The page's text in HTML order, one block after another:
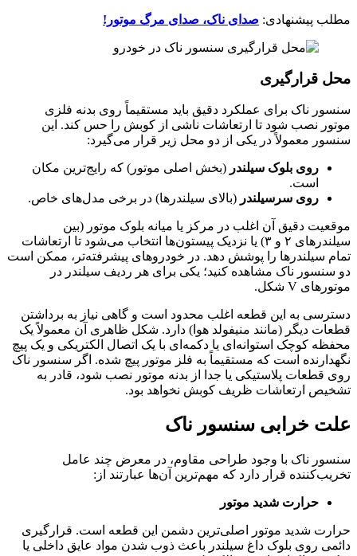
مطلب پیشنهادی: صدای ناک، صدای مرگ موتور!
محل قرارگیری
سنسور ناک برای عملکرد دقیق باید مستقیماً روی بدنه فلزی
موتور نصب شود تا ارتعاشات ناشی از کوبش را حس کند. این
سنسور معمولاً در یکی از دو محل زیر قرار می‌گیرد:
روی بلوک سیلندر (بخش اصلی موتور) که رایج‌ترین مکان
است.
روی سرسیلندر (بالای سیلندرها) در برخی مدل‌های خاص.
موقعیت دقیق آن اغلب در مرکز یا میانه بلوک موتور (بین
سیلندرهای ۲ و ۳) یا نزدیک پیستون‌ها انتخاب می‌شود تا ارتعاشات
تمام سیلندرها را پوشش دهد. در خودروهای پیشرفته‌تر، ممکن است
دو سنسور ناک مشاهده کنید؛ یکی برای هر ردیف سیلندر در
موتورهای V شکل.
دسترسی به این قطعه اغلب محدود است و گاهی نیاز به برداشتن
قطعات دیگر (مانند منیفولد هوا) دارد. شکل ظاهری آن معمولاً یک
محفظه کوچک استوانه‌ای یا دکمه‌ای با یک اتصال الکتریکی و یک پیچ
نگهدارنده است که مستقیماً به فلز موتور پیچ شده. اگر سنسور ناک
روی قطعات پلاستیکی یا جدا از بدنه موتور نصب شود، قادر به
تشخیص ارتعاشات ظریف کوبش نخواهد بود.
علت خرابی سنسور ناک
سنسور ناک با وجود طراحی مقاوم، در معرض چند عامل
تخریب‌کننده قرار دارد که مهم‌ترین آن‌ها عبارتند از:
حرارت شدید موتور
حرارت شدید موتور اصلی‌ترین دشمن این قطعه است. قرارگیری
دائمی روی بلوک داغ سیلندر باعث ذوب شدن مواد عایق داخلی یا